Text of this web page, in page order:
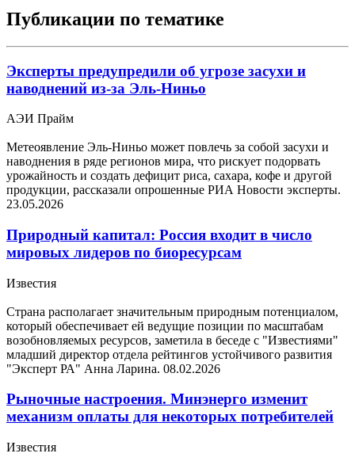
Публикации по тематике
Эксперты предупредили об угрозе засухи и
наводнений из-за Эль-Ниньо
АЭИ Прайм
Метеоявление Эль-Ниньо может повлечь за собой засухи и
наводнения в ряде регионов мира, что рискует подорвать
урожайность и создать дефицит риса, сахара, кофе и другой
продукции, рассказали опрошенные РИА Новости эксперты.
23.05.2026
Природный капитал: Россия входит в число
мировых лидеров по биоресурсам
Известия
Страна располагает значительным природным потенциалом,
который обеспечивает ей ведущие позиции по масштабам
возобновляемых ресурсов, заметила в беседе с "Известиями"
младший директор отдела рейтингов устойчивого развития
"Эксперт РА" Анна Ларина. 08.02.2026
Рыночные настроения. Минэнерго изменит
механизм оплаты для некоторых потребителей
Известия